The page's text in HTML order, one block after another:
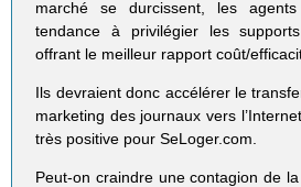
marché se durcissent, les
tendance à privilégier les
offrant le meilleur rapport coût/
Ils devraient donc accélérer le
marketing des journaux vers
très positive pour SeLoger.com.
Peut-on craindre une contagion de